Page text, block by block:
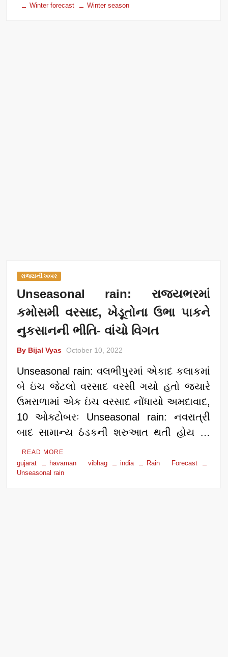
Winter forecast
Winter season
રાજ્યની ખબર
Unseasonal rain: રાજ્યભરમાં
કમોસમી વરસાદ, ખેડૂતોના ઉભા પાકને
નુકસાનની ભીતિ- વાંચો વિગત
By Bijal Vyas October 10, 2022
Unseasonal rain: વલભીપુરમાં એકાદ કલાકમાં
બે ઇંચ જેટલો વરસાદ વરસી ગયો હતો જ્યારે
ઉમરાળામાં એક ઇંચ વરસાદ નોંધાયો અમદાવાદ,
10 ઓક્ટોબરઃ Unseasonal rain: નવરાત્રી
બાદ સામાન્ય ઠંડકની શરુઆત થતી હોય …
READ MORE
gujarat havaman vibhag india
Rain Forecast
Unseasonal rain